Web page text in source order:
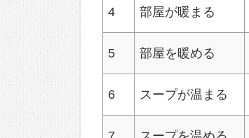
4 部屋が暖まる
5 部屋を暖める
6 スープが温まる